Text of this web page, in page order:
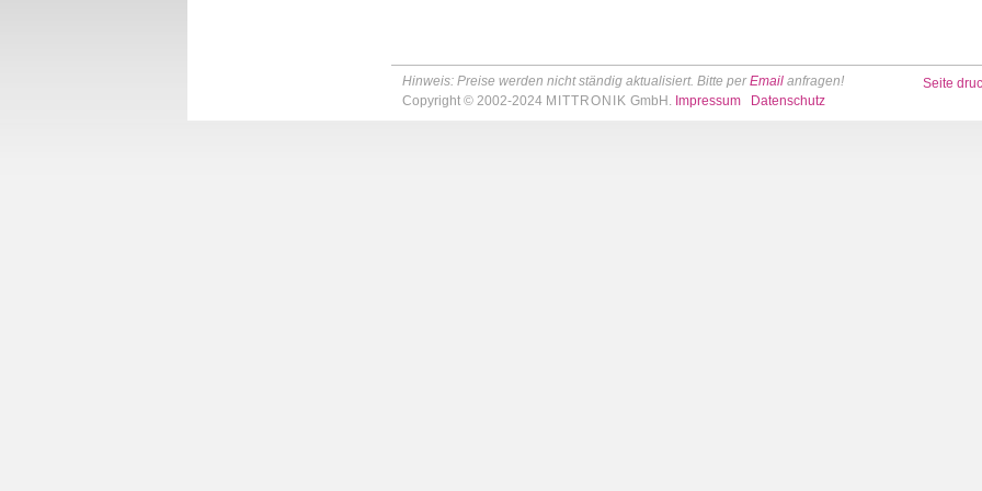
Hinweis: Preise werden nicht ständig aktualisiert. Bitte perEmail anfragen!
Copyright © 2002-2024 MITTRONIK GmbH. Impressum Datenschutz
Seite